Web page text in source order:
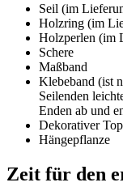
Seil (im
Holzring (im
Holzperlen (im
Schere
Maßband
Klebeband (ist
Seilenden
Enden ab und
Dekorativer
Hängepflanze
Zeit für den